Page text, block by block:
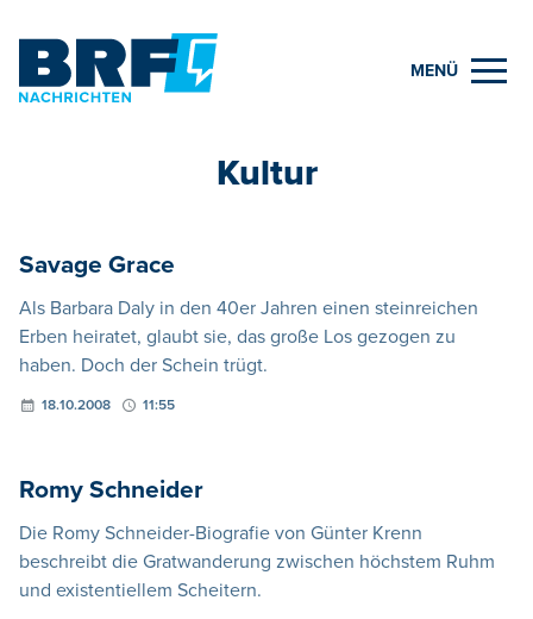
MENÜ
Kultur
Savage Grace
Als Barbara Daly in den 40er Jahren einen steinreichen
Erben heiratet, glaubt sie, das große Los gezogen zu
haben. Doch der Schein trügt.
18.10.2008 11:55
Romy Schneider
Die Romy Schneider-Biografie von Günter Krenn
beschreibt die Gratwanderung zwischen höchstem Ruhm
und existentiellem Scheitern.